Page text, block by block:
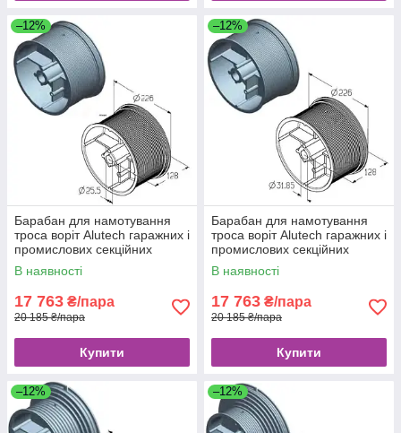
–12%
Барабан для намотування
троса воріт Alutech гаражних і
промислових секційних
CD032N
В наявності
17 763 ₴/пара
20 185 ₴/пара
Купити
–12%
Барабан для намотування
троса воріт Alutech гаражних і
промислових секційних
CD032N-5 / 4
В наявності
17 763 ₴/пара
20 185 ₴/пара
Купити
–12% –12%